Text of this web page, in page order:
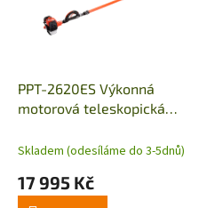
PPT-2620ES Výkonná
motorová teleskopická
rukojetí
Skladem (odesíláme do 3-5dnů)
17 995 Kč